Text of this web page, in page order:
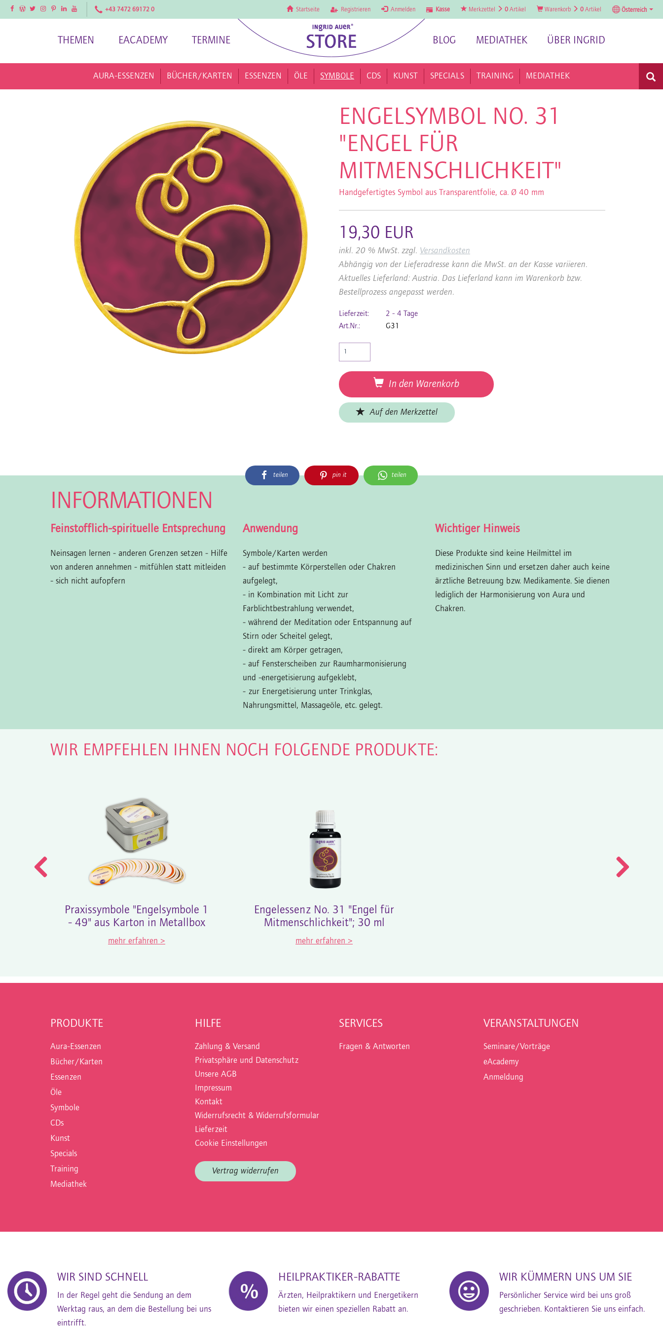
FacebookFacebookTwitterInstagramPinterestLinkedInYouTube +43 7472 69172 0 Startseite Registrieren Anmelden Kasse Merkzettel 0 Artikel Warenkorb 0 Artikel Österreich
THEMEN EACADEMY TERMINE BLOG MEDIATHEK ÜBER INGRID
AURA-ESSENZEN BÜCHER/KARTEN ESSENZEN ÖLE SYMBOLE CDS KUNST SPECIALS TRAINING MEDIATHEK
ENGELSYMBOL NO. 31
"ENGEL FÜR
MITMENSCHLICHKEIT"
Handgefertigtes Symbol aus Transparentfolie, ca. Ø 40 mm
19,30 EUR
inkl. 20 % MwSt. zzgl. Versandkosten
Abhängig von der Lieferadresse kann die MwSt. an der Kasse variieren.
Aktuelles Lieferland: Austria. Das Lieferland kann im Warenkorb bzw.
Bestellprozess angepasst werden.
Lieferzeit:
2 - 4 Tage
Art.Nr.:
G31
In den Warenkorb
Auf den Merkzettel
teilen pin it teilen
INFORMATIONEN
Feinstofflich-spirituelle Entsprechung
Neinsagen lernen - anderen Grenzen setzen - Hilfe
von anderen annehmen - mitfühlen statt mitleiden
- sich nicht aufopfern
Anwendung
Symbole/Karten werden
- auf bestimmte Körperstellen oder Chakren
aufgelegt,
- in Kombination mit Licht zur
Farblichtbestrahlung verwendet,
- während der Meditation oder Entspannung auf
Stirn oder Scheitel gelegt,
- direkt am Körper getragen,
- auf Fensterscheiben zur Raumharmonisierung
und -energetisierung aufgeklebt,
- zur Energetisierung unter Trinkglas,
Nahrungsmittel, Massageöle, etc. gelegt.
Wichtiger Hinweis
Diese Produkte sind keine Heilmittel im
medizinischen Sinn und ersetzen daher auch keine
ärztliche Betreuung bzw. Medikamente. Sie dienen
lediglich der Harmonisierung von Aura und
Chakren.
WIR EMPFEHLEN IHNEN NOCH FOLGENDE PRODUKTE:
Praxissymbole "Engelsymbole 1
- 49" aus Karton in Metallbox
mehr erfahren >
Engelessenz No. 31 "Engel für
Mitmenschlichkeit"; 30 ml
mehr erfahren >
PRODUKTE
Aura-Essenzen
Bücher/Karten
Essenzen
Öle
Symbole
CDs
Kunst
Specials
Training
Mediathek
HILFE
Zahlung & Versand
Privatsphäre und Datenschutz
Unsere AGB
Impressum
Kontakt
Widerrufsrecht & Widerrufsformular
Lieferzeit
Cookie Einstellungen
Vertrag widerrufen
SERVICES
Fragen & Antworten
VERANSTALTUNGEN
Seminare/Vorträge
eAcademy
Anmeldung
WIR SIND SCHNELL
In der Regel geht die Sendung an dem
Werktag raus, an dem die Bestellung bei uns
eintrifft.
HEILPRAKTIKER-RABATTE
Ärzten, Heilpraktikern und Energetikern
bieten wir einen speziellen Rabatt an.
WIR KÜMMERN UNS UM SIE
Persönlicher Service wird bei uns groß
geschrieben. Kontaktieren Sie uns einfach.